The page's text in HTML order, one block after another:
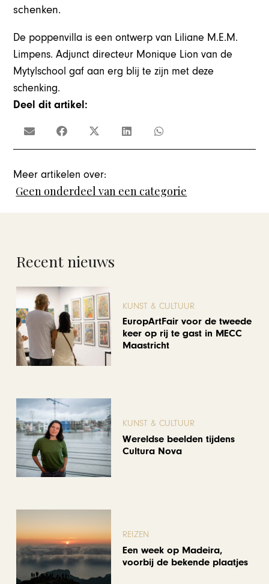
schenken.
De poppenvilla is een ontwerp van Liliane M.E.M.
Limpens. Adjunct directeur Monique Lion van de
Mytylschool gaf aan erg blij te zijn met deze
schenking.
Deel dit artikel:
Meer artikelen over:
Geen onderdeel van een categorie
Recent nieuws
KUNST & CULTUUR
EuropArtFair voor de tweede
keer op rij te gast in MECC
Maastricht
KUNST & CULTUUR
Wereldse beelden tijdens
Cultura Nova
REIZEN
Een week op Madeira,
voorbij de bekende plaatjes